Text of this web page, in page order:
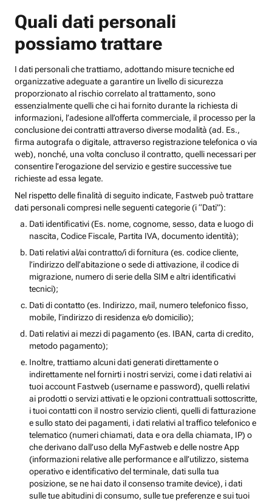
Quali dati personali
possiamo trattare
I dati personali che trattiamo, adottando misure tecniche ed
organizzative adeguate a garantire un livello di sicurezza
proporzionato al rischio correlato al trattamento, sono
essenzialmente quelli che ci hai fornito durante la richiesta di
informazioni, l’adesione all’offerta commerciale, il processo per la
conclusione dei contratti attraverso diverse modalità (ad. Es.,
firma autografa o digitale, attraverso registrazione telefonica o via
web), nonché, una volta concluso il contratto, quelli necessari per
consentire l’erogazione del servizio e gestire successive tue
richieste ad essa legate.
Nel rispetto delle finalità di seguito indicate, Fastweb può trattare
dati personali compresi nelle seguenti categorie (i “Dati”):
Dati identificativi (Es. nome, cognome, sesso, data e luogo di
nascita, Codice Fiscale, Partita IVA, documento identità);
Dati relativi al/ai contratto/i di fornitura (es. codice cliente,
l’indirizzo dell’abitazione o sede di attivazione, il codice di
migrazione, numero di serie della SIM e altri identificativi
tecnici);
Dati di contatto (es. Indirizzo, mail, numero telefonico fisso,
mobile, l’indirizzo di residenza e/o domicilio);
Dati relativi ai mezzi di pagamento (es. IBAN, carta di credito,
metodo pagamento);
Inoltre, trattiamo alcuni dati generati direttamente o
indirettamente nel fornirti i nostri servizi, come i dati relativi ai
tuoi account Fastweb (username e password), quelli relativi
ai prodotti o servizi attivati e le opzioni contrattuali sottoscritte,
i tuoi contatti con il nostro servizio clienti, quelli di fatturazione
e sullo stato dei pagamenti, i dati relativi al traffico telefonico e
telematico (numeri chiamati, data e ora della chiamata, IP) o
che derivano dall’uso della MyFastweb e delle nostre App
(informazioni relative alle performance e all’utilizzo, sistema
operativo e identificativo del terminale, dati sulla tua
posizione, se ne hai dato il consenso tramite device), i dati
sulle tue abitudini di consumo, sulle tue preferenze e sui tuoi